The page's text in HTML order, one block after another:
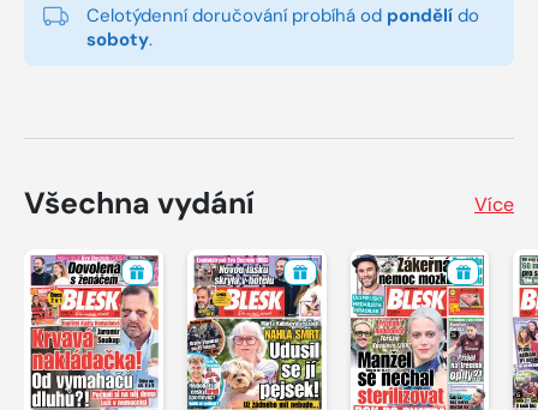
Celotýdenní doručování probíhá od pondělí do
soboty.
Všechna vydání Více